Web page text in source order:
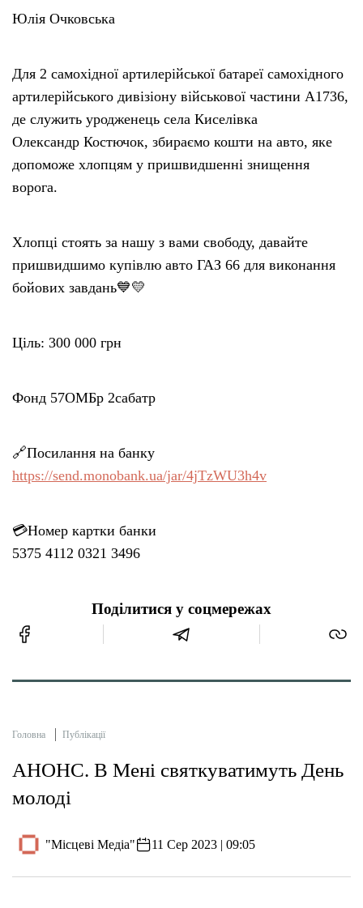
Юлія Очковська
Для 2 самохідної артилерійської батареї самохідного
артилерійського дивізіону військової частини А1736,
де служить уродженець села Киселівка
Олександр Костючок, збираємо кошти на авто, яке
допоможе хлопцям у пришвидшенні знищення
ворога.
Хлопці стоять за нашу з вами свободу, давайте
пришвидшимо купівлю авто ГАЗ 66 для виконання
бойових завдань💙💛
Ціль: 300 000 грн
Фонд 57ОМБр 2сабатр
🔗Посилання на банку
https://send.monobank.ua/jar/4jTzWU3h4v
💳Номер картки банки
5375 4112 0321 3496
Поділитися у соцмережах
Головна Публікації
АНОНС. В Мені святкуватимуть День
молоді
"Місцеві Медіа" 11 Сер 2023 | 09:05